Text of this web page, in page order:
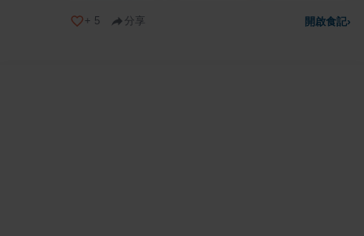
+ 5 分享 開啟食記›